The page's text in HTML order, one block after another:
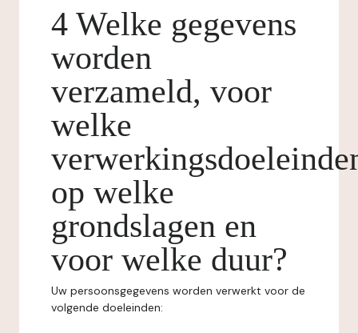
4 Welke gegevens
worden
verzameld, voor
welke
op welke
grondslagen en
voor welke duur?
Uw persoonsgegevens worden verwerkt voor de
volgende doeleinden: